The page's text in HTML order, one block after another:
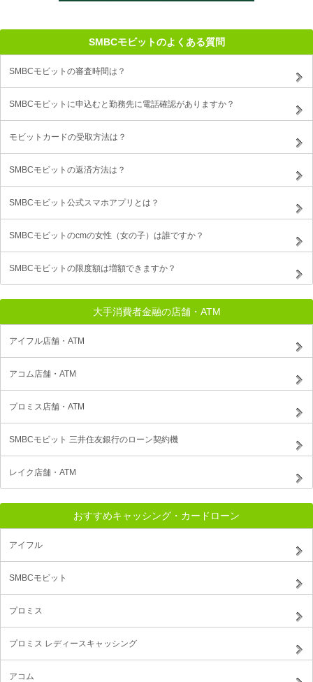
SMBCモビットのよくある質問
SMBCモビットの審査時間は？
SMBCモビットに申込むと勤務先に電話確認がありますか？
モビットカードの受取方法は？
SMBCモビットの返済方法は？
SMBCモビット公式スマホアプリとは？
SMBCモビットのcmの女性（女の子）は誰ですか？
SMBCモビットの限度額は増額できますか？
大手消費者金融の店舗・ATM
アイフル店舗・ATM
アコム店舗・ATM
プロミス店舗・ATM
SMBCモビット 三井住友銀行のローン契約機
レイク店舗・ATM
おすすめキャッシング・カードローン
アイフル
SMBCモビット
プロミス
プロミス レディースキャッシング
アコム